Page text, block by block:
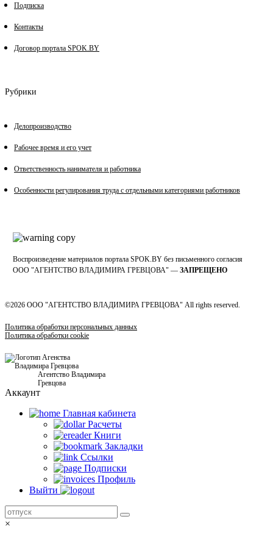
Подписка
Контакты
Договор портала SPOK.BY
Рубрики
Делопроизводство
Рабочее время и его учет
Ответственность нанимателя и работника
Особенности регулирования труда с отдельными категориями работников
Воспроизведение материалов портала SPOK.BY без письменного согласия
OOO "АГЕНТСТВО ВЛАДИМИРА ГРЕВЦОВА" — ЗАПРЕЩЕНО
©2026 ООО "АГЕНТСТВО ВЛАДИМИРА ГРЕВЦОВА" All rights reserved.
Политика обработки персональных данных
Политика обработки cookie
Агентство Владимира
Гревцова
Аккаунт
Главная кабинетa
Расчеты
Книги
Закладки
Ссылки
Подписки
Профиль
Выйти
×